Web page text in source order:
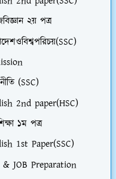
২য় পত্র
(SSC)
2nd paper(HSC)
১ম পত্র
1st Paper(SSC)
& JOB Preparation